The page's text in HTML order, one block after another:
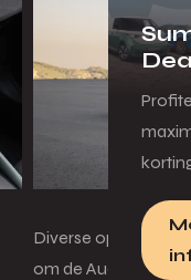
Diverse opties en
om de Audi S3